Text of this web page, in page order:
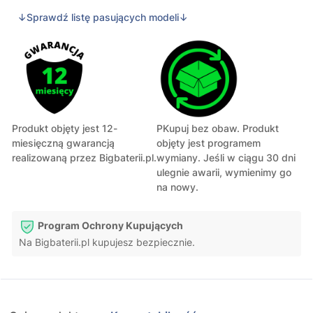
↓Sprawdź listę pasujących modeli↓
Produkt objęty jest 12-
miesięczną gwarancją
realizowaną przez Bigbaterii.pl.
PKupuj bez obaw. Produkt
objęty jest programem
wymiany. Jeśli w ciągu 30 dni
ulegnie awarii, wymienimy go
na nowy.
Program Ochrony Kupujących
Na Bigbaterii.pl kupujesz bezpiecznie.